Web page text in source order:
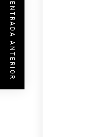
ENTRADA ANTERIOR